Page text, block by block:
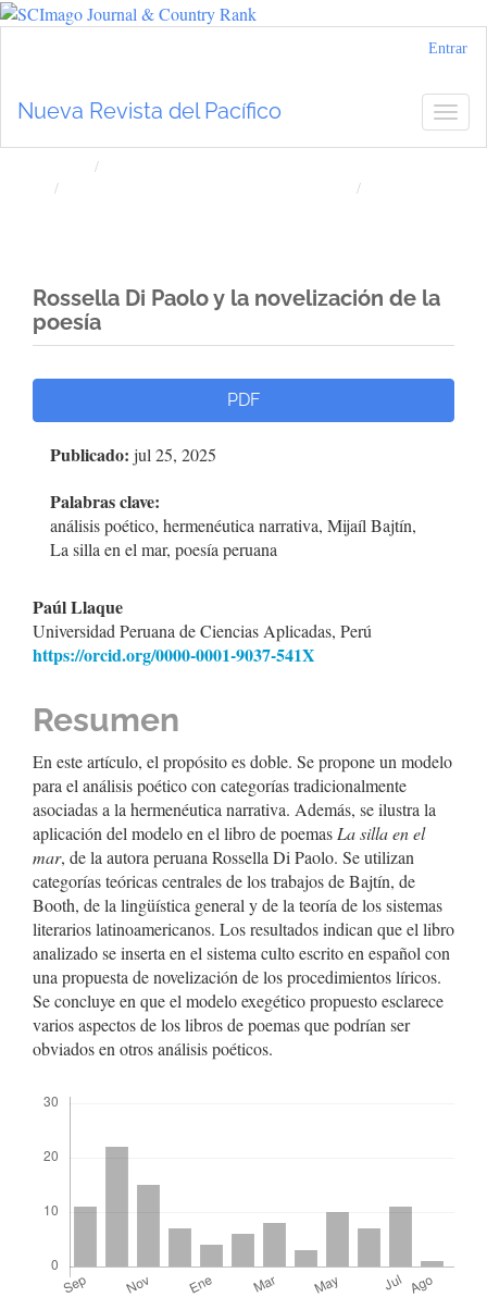
principal
Entrar
Nueva Revista del Pacífico
Rossella Di Paolo y la novelización de la
poesía
lateral
del
artículo
PDF
Publicado: jul 25, 2025
Palabras clave:
análisis poético, hermenéutica narrativa, Mijaíl Bajtín,
La silla en el mar, poesía peruana
Contenido
principal
artículo
Paúl Llaque
Universidad Peruana de Ciencias Aplicadas, Perú
https://orcid.org/0000-0001-9037-541X
Resumen
En este artículo, el propósito es doble. Se propone un modelo
para el análisis poético con categorías tradicionalmente
asociadas a la hermenéutica narrativa. Además, se ilustra la
aplicación del modelo en el libro de poemasLa silla en el
mar, de la autora peruana Rossella Di Paolo. Se utilizan
categorías teóricas centrales de los trabajos de Bajtín, de
Booth, de la lingüística general y de la teoría de los sistemas
literarios latinoamericanos. Los resultados indican que el libro
analizado se inserta en el sistema culto escrito en español con
una propuesta de novelización de los procedimientos líricos.
Se concluye en que el modelo exegético propuesto esclarece
varios aspectos de los libros de poemas que podrían ser
obviados en otros análisis poéticos.